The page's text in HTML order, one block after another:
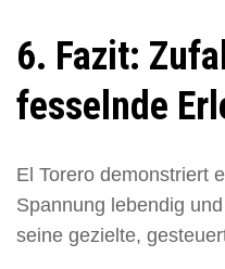
6. Fazit:
fesselnde
El Torero demonstriert
Spannung lebendig
seine gezielte,